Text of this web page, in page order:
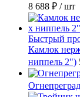
8 688 ₽ / шт
Быстрый
Камлок
ниппель 2")